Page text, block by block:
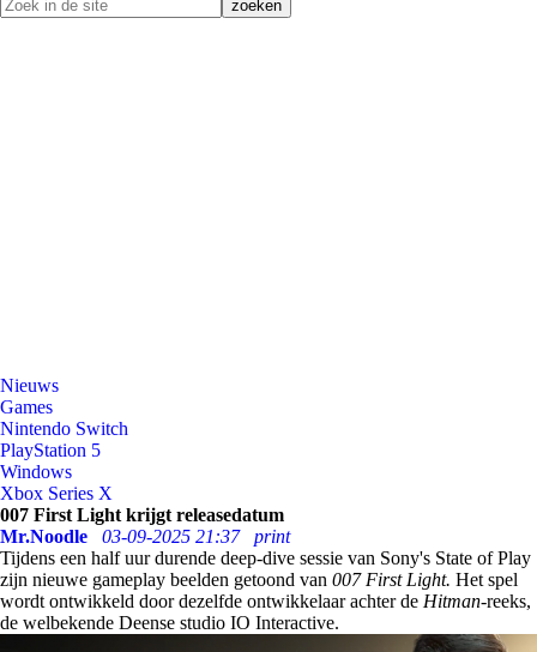
Nieuws
Games
Nintendo Switch
PlayStation 5
Windows
Xbox Series X
007 First Light krijgt releasedatum
Mr.Noodle
03-09-2025 21:37
print
Tijdens een half uur durende deep-dive sessie van Sony's State of Play
zijn nieuwe gameplay beelden getoond van 007 First Light. Het spel
wordt ontwikkeld door dezelfde ontwikkelaar achter de Hitman-reeks,
de welbekende Deense studio IO Interactive.